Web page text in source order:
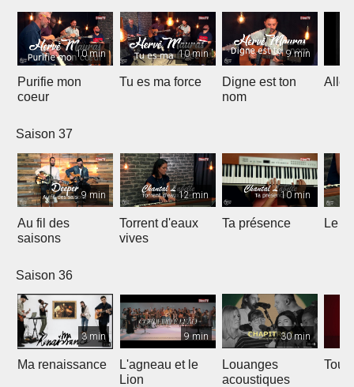
10 min
Purifie mon
coeur
10 min
Tu es ma force
9 min
Digne est ton
nom
Saison 37
9 min
Au fil des
saisons
12 min
Torrent d'eaux
vives
10 min
Ta présence Le
Saison 36
3 min
Ma renaissance
9 min
L'agneau et le
Lion
30 min
Louanges
acoustiques
Tout